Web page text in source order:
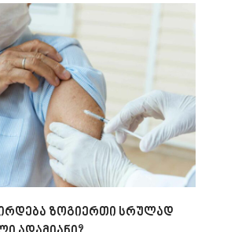
ზოგიერთი სრულად